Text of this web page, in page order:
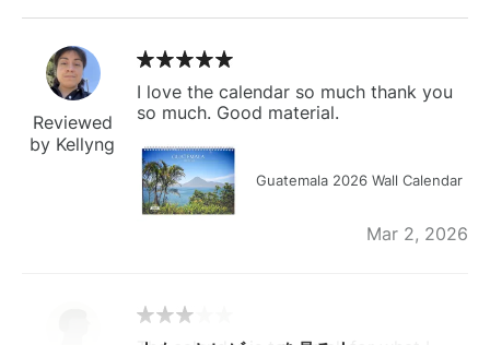
Reviewed
by Kellyng
I love the calendar so much thank you
so much. Good material.
Guatemala 2026 Wall Calendar
Mar 2, 2026